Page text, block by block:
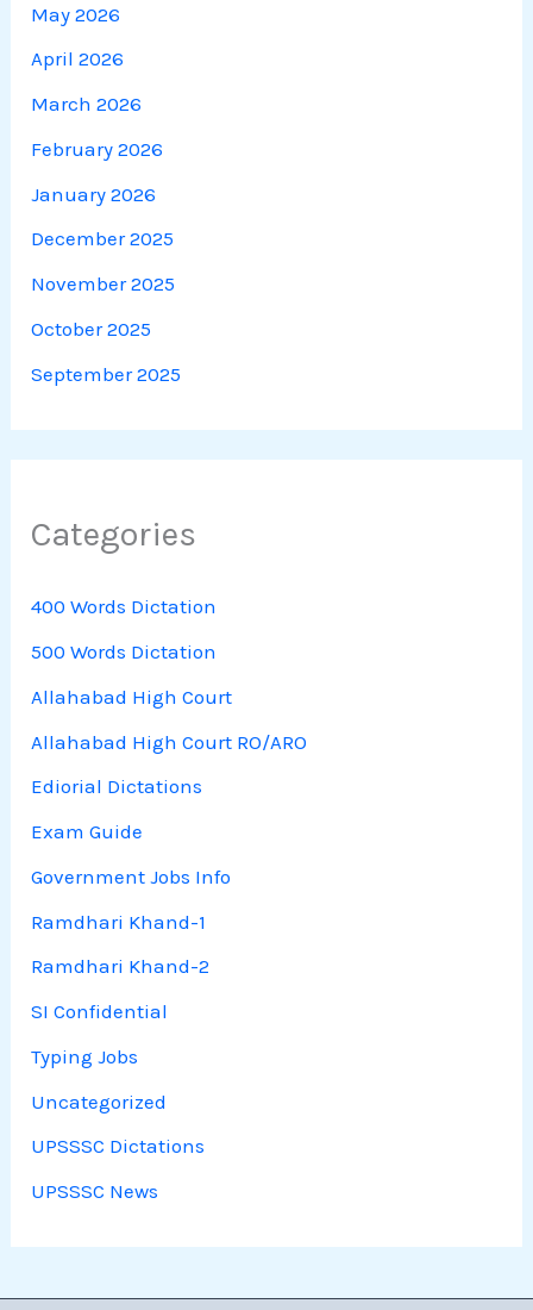
May 2026
April 2026
March 2026
February 2026
January 2026
December 2025
November 2025
October 2025
September 2025
Categories
400 Words Dictation
500 Words Dictation
Allahabad High Court
Allahabad High Court RO/ARO
Ediorial Dictations
Exam Guide
Government Jobs Info
Ramdhari Khand-1
Ramdhari Khand-2
SI Confidential
Typing Jobs
Uncategorized
UPSSSC Dictations
UPSSSC News